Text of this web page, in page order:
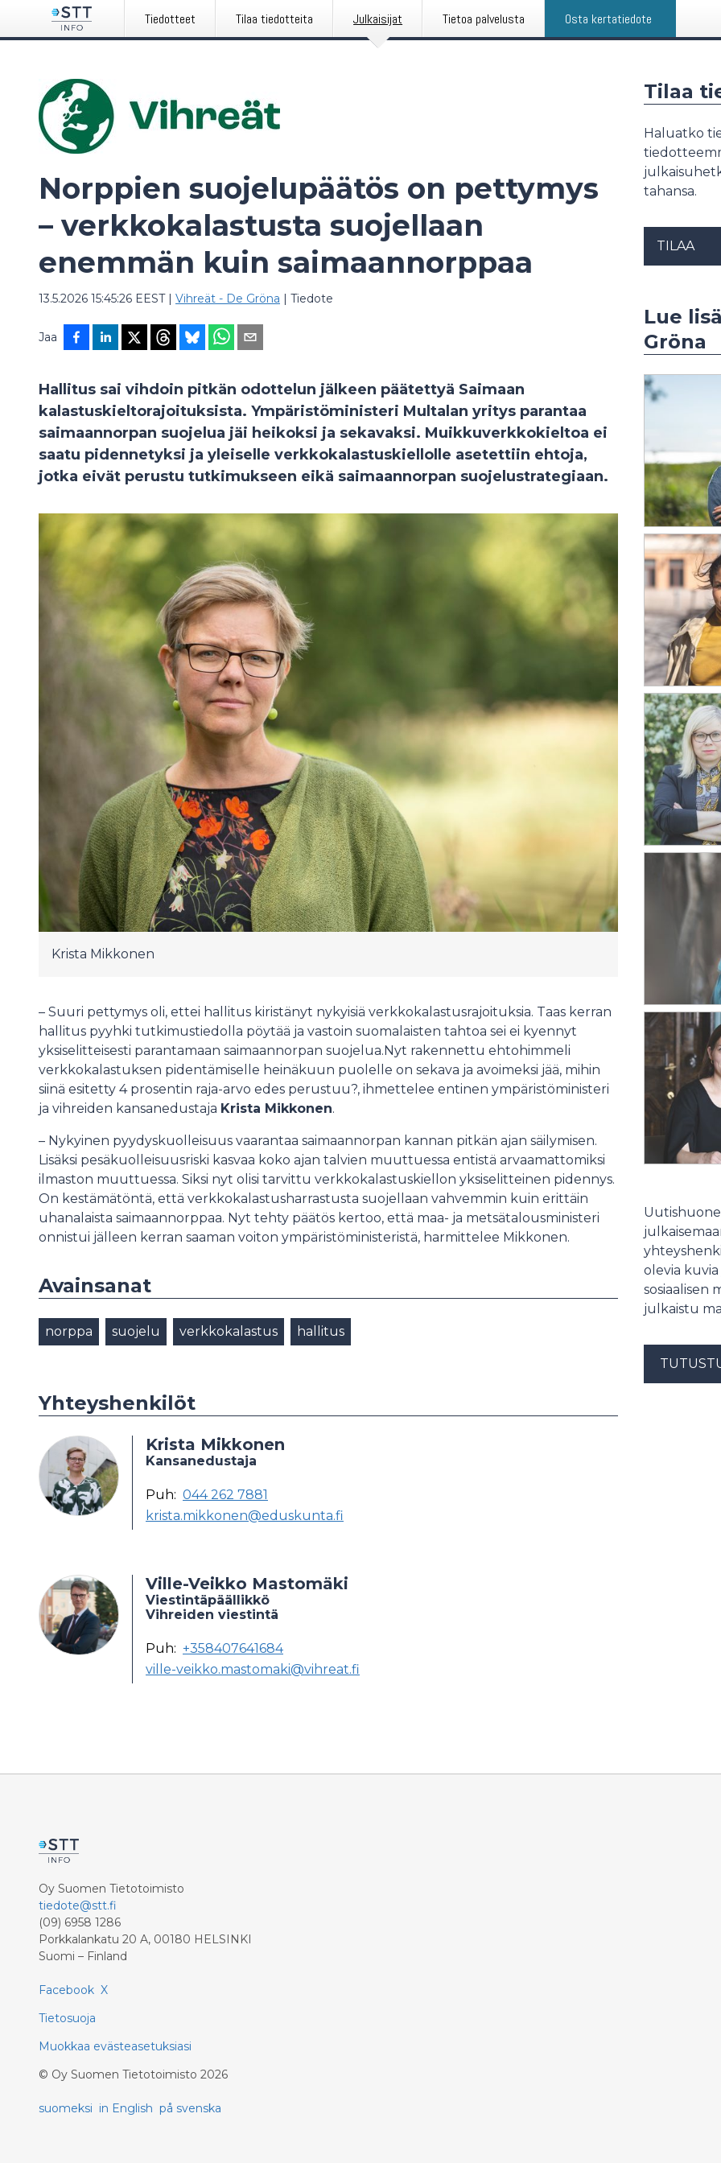
Tiedotteet Tilaa tiedotteita Julkaisijat Tietoa palvelusta Osta kertatiedote
Norppien suojelupäätös on pettymys
– verkkokalastusta suojellaan
enemmän kuin saimaannorppaa
13.5.2026 15:45:26 EEST| Vihreät - De Gröna | Tiedote
Jaa
Hallitus sai vihdoin pitkän odottelun jälkeen päätettyä Saimaan
kalastuskieltorajoituksista. Ympäristöministeri Multalan yritys parantaa
saimaannorpan suojelua jäi heikoksi ja sekavaksi. Muikkuverkkokieltoa ei
saatu pidennetyksi ja yleiselle verkkokalastuskiellolle asetettiin ehtoja,
jotka eivät perustu tutkimukseen eikä saimaannorpan suojelustrategiaan.
Krista Mikkonen
– Suuri pettymys oli, ettei hallitus kiristänyt nykyisiä verkkokalastusrajoituksia. Taas kerran
hallitus pyyhki tutkimustiedolla pöytää ja vastoin suomalaisten tahtoa sei ei kyennyt
yksiselitteisesti parantamaan saimaannorpan suojelua.Nyt rakennettu ehtohimmeli
verkkokalastuksen pidentämiselle heinäkuun puolelle on sekava ja avoimeksi jää, mihin
siinä esitetty 4 prosentin raja-arvo edes perustuu?, ihmettelee entinen ympäristöministeri
ja vihreiden kansanedustaja Krista Mikkonen.
– Nykyinen pyydyskuolleisuus vaarantaa saimaannorpan kannan pitkän ajan säilymisen.
Lisäksi pesäkuolleisuusriski kasvaa koko ajan talvien muuttuessa entistä arvaamattomiksi
ilmaston muuttuessa. Siksi nyt olisi tarvittu verkkokalastuskiellon yksiselitteinen pidennys.
On kestämätöntä, että verkkokalastusharrastusta suojellaan vahvemmin kuin erittäin
uhanalaista saimaannorppaa. Nyt tehty päätös kertoo, että maa- ja metsätalousministeri
onnistui jälleen kerran saaman voiton ympäristöministeristä, harmittelee Mikkonen.
Avainsanat
norppa suojelu verkkokalastus hallitus
Yhteyshenkilöt
Krista Mikkonen
Kansanedustaja
Puh: 044 262 7881
krista.mikkonen@eduskunta.fi
Ville-Veikko Mastomäki
Viestintäpäällikkö
Vihreiden viestintä
Puh: +358407641684
ville-veikko.mastomaki@vihreat.fi
Tilaa
Haluatko
tahansa.
TILAA
Lue
Gröna
olevia
sosiaalisen
julkaistu
Oy Suomen Tietotoimisto
tiedote@stt.fi
(09) 6958 1286
Porkkalankatu 20 A, 00180 HELSINKI
Suomi – Finland
Facebook X
Tietosuoja
Muokkaa evästeasetuksiasi
© Oy Suomen Tietotoimisto 2026
suomeksi in English på svenska